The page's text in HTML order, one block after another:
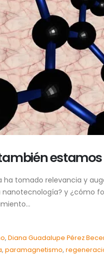
ha tomado relevancia y
nanotecnología? y ¿cómo
, Diana Guadalupe Pérez
, paramagnetismo,